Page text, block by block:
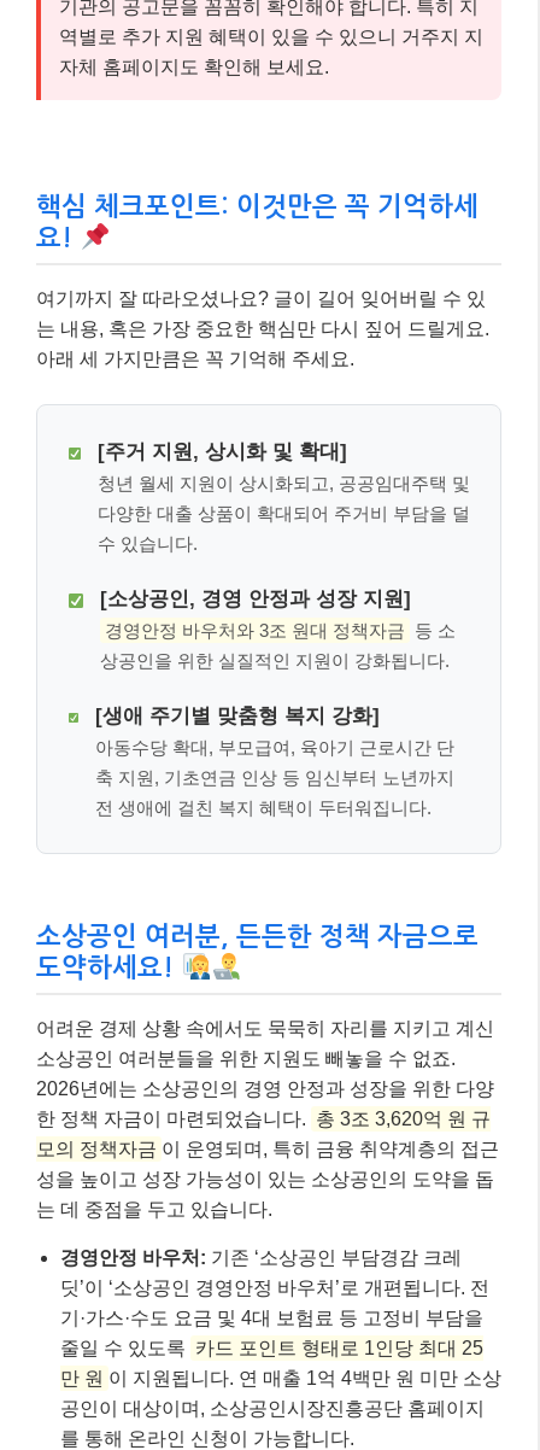
기관의 공고문을 꼼꼼히 확인해야 합니다. 특히 지
역별로 추가 지원 혜택이 있을 수 있으니 거주지 지
자체 홈페이지도 확인해 보세요.
핵심 체크포인트: 이것만은 꼭 기억하세
요!
여기까지 잘 따라오셨나요? 글이 길어 잊어버릴 수 있
는 내용, 혹은 가장 중요한 핵심만 다시 짚어 드릴게요.
아래 세 가지만큼은 꼭 기억해 주세요.
[주거 지원, 상시화 및 확대]
청년 월세 지원이 상시화되고, 공공임대주택 및
다양한 대출 상품이 확대되어 주거비 부담을 덜
수 있습니다.
[소상공인, 경영 안정과 성장 지원]
경영안정 바우처와 3조 원대 정책자금 등 소
상공인을 위한 실질적인 지원이 강화됩니다.
[생애 주기별 맞춤형 복지 강화]
아동수당 확대, 부모급여, 육아기 근로시간 단
축 지원, 기초연금 인상 등 임신부터 노년까지
전 생애에 걸친 복지 혜택이 두터워집니다.
소상공인 여러분, 든든한 정책 자금으로
도약하세요!
어려운 경제 상황 속에서도 묵묵히 자리를 지키고 계신
소상공인 여러분들을 위한 지원도 빼놓을 수 없죠.
2026년에는 소상공인의 경영 안정과 성장을 위한 다양
한 정책 자금이 마련되었습니다. 총 3조 3,620억 원 규
모의 정책자금 이 운영되며, 특히 금융 취약계층의 접근
성을 높이고 성장 가능성이 있는 소상공인의 도약을 돕
는 데 중점을 두고 있습니다.
경영안정 바우처: 기존 ‘소상공인 부담경감 크레
딧’이 ‘소상공인 경영안정 바우처’로 개편됩니다. 전
기·가스·수도 요금 및 4대 보험료 등 고정비 부담을
줄일 수 있도록 카드 포인트 형태로 1인당 최대 25
만 원 이 지원됩니다. 연 매출 1억 4백만 원 미만 소상
공인이 대상이며, 소상공인시장진흥공단 홈페이지
를 통해 온라인 신청이 가능합니다.